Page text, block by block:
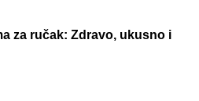
za ručak: Zdravo, ukusno i